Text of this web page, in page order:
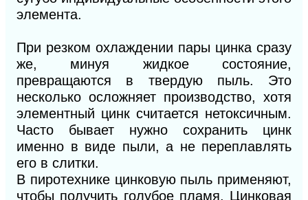
элемента.
При резком охлаждении пары цинка сразу
же, минуя жидкое состояние,
превращаются в твердую пыль. Это
несколько осложняет производство, хотя
элементный цинк считается нетоксичным.
Часто бывает нужно сохранить цинк
именно в виде пыли, а не переплавлять
его в слитки.
В пиротехнике цинковую пыль применяют,
чтобы получить голубое пламя. Цинковая